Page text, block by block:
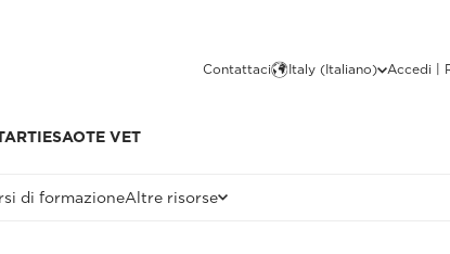
Contattaci Italy (Italiano) Accedi |
ESAOTE VET
di formazioneAltre risorse